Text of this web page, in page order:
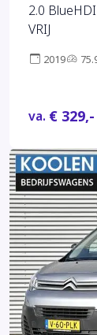
2.0
VRIJ
2019
va. € 329,-